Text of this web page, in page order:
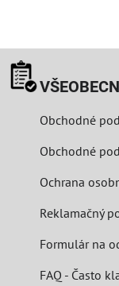
Obchodné
Obchodné
Ochrana
Reklamačný
Formulár na
FAQ - Často